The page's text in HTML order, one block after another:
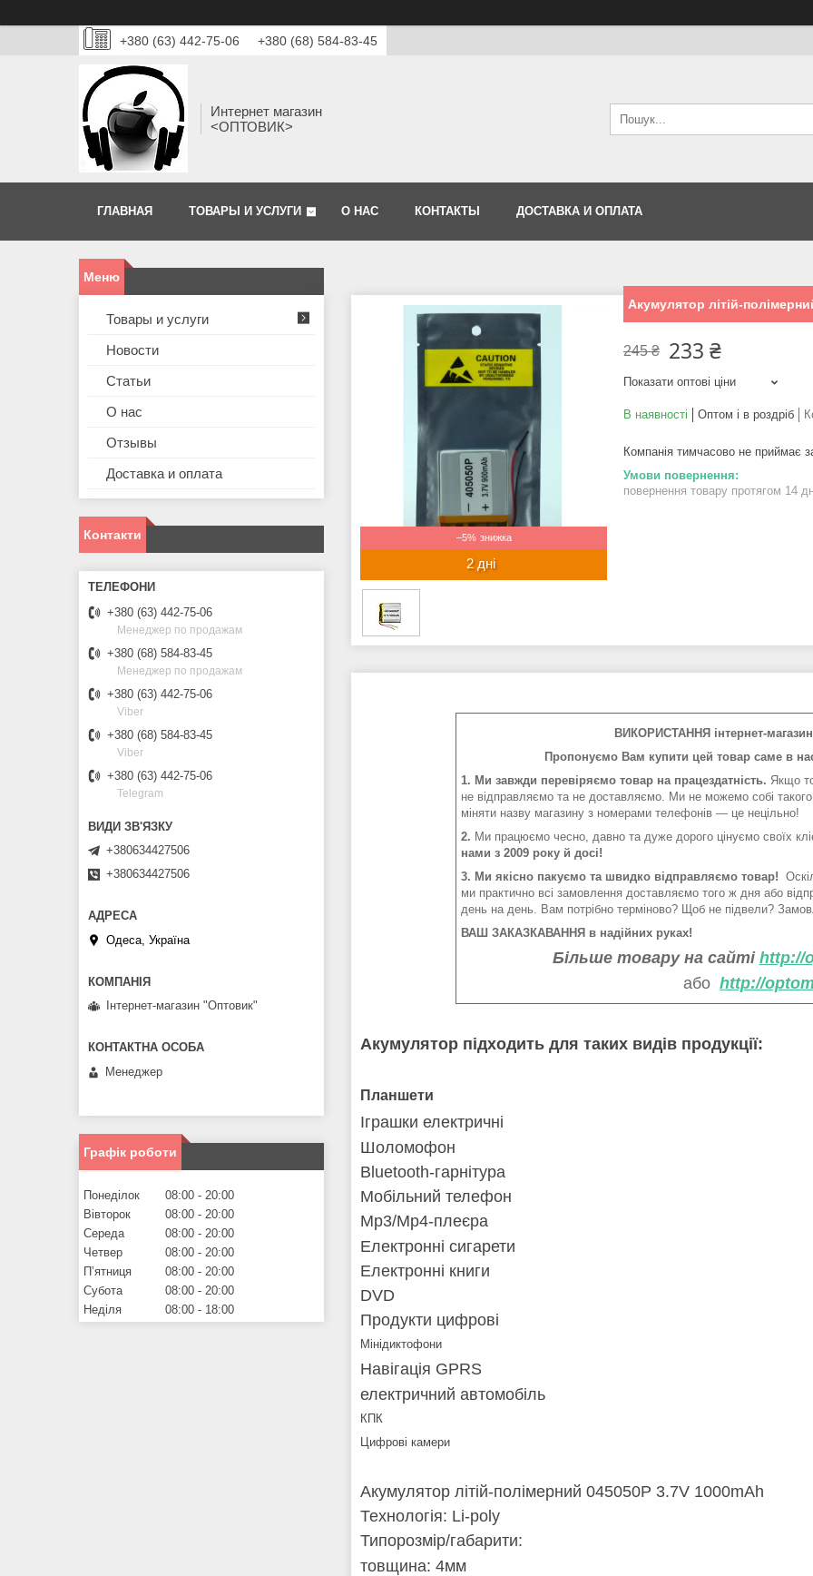
+380 (63) 442-75-06 +380 (68) 584-83-45
Интернет магазин
<ОПТОВИК>
ГЛАВНАЯ ТОВАРЫ И УСЛУГИ О НАС КОНТАКТЫ ДОСТАВКА И ОПЛАТА
–5%
2 дні
Акумулятор літій-
245 ₴ 233 ₴
Показати оптові ціни
В наявності Оптом і в роздріб
Компанія тимчасово не приймає
повернення товару протягом 14
ВИКОРИСТАННЯ інтернет-
Пропонуємо Вам купити цей товар саме в
1. Ми завжди перевіряємо товар на працездатність. Якщо
не відправляємо та не доставляємо. Ми не можемо собі
міняти назву магазину з номерами телефонів — це нецільно!
2. Ми працюємо чесно, давно та дуже дорого цінуємо своїх
нами з 2009 року й досі!
3. Ми якісно пакуємо та швидко відправляємо товар!
ми практично всі замовлення доставляємо того ж дня або
день на день. Вам потрібно терміново? Щоб не підвели?
ВАШ ЗАКАЗКАВАННЯ в надійних руках!
Більше товару на сайті http://
або http://
Акумулятор підходить для таких видів продукції:
Планшети
Іграшки електричні
Шоломофон
Bluetooth-гарнітура
Мобільний телефон
Mp3/Mp4-плеєра
Електронні сигарети
Електронні книги
DVD
Продукти цифрові
Мінідиктофони
Навігація GPRS
електричний автомобіль
КПК
Цифрові камери
Акумулятор літій-полімерний 045050P 3.7V 1000mAh
Технологія: Li-poly
Типорозмір/габарити:
товщина: 4мм
Товары и услуги
Новости
Статьи
О нас
Отзывы
Доставка и оплата
Контакти
+380 (63) 442-75-06
Менеджер по продажам
+380 (68) 584-83-45
Менеджер по продажам
+380 (63) 442-75-06
Viber
+380 (68) 584-83-45
Viber
+380 (63) 442-75-06
Telegram
+380634427506
+380634427506
Одеса, Україна
Інтернет-магазин "Оптовик"
Менеджер
Графік роботи
Понеділок 08:00
20:00
Вівторок
08:00
20:00
Середа
08:00
20:00
Четвер
08:00
20:00
Пʼятниця
08:00
20:00
Субота
08:00
20:00
Неділя
08:00 18:00